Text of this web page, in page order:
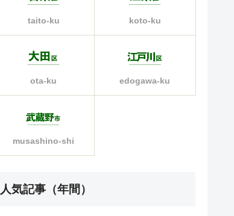
taito-ku koto-ku
ota-ku edogawa-ku
musashino-shi
人気記事（年間）